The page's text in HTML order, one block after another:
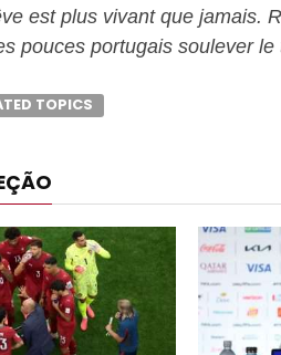
est plus vivant que jamais.
pouces portugais soulever
TOPICS